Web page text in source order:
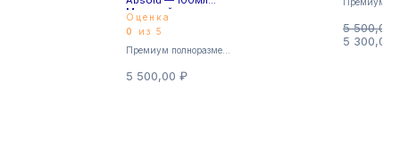
Мужской
Оценка
0
из 5
5 500,00₽
5 500,00
5 300,00